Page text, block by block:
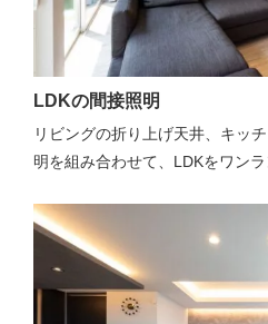
LDKの間接照明
リビングの折り上げ天井、キッ
明を組み合わせて、LDKをワン